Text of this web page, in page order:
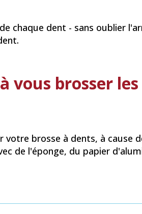
chaque dent - sans oublier
vous brosser
votre brosse à dents, à cause
de l'éponge, du papier